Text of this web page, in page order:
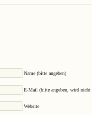
Name (bitte angeben)
E-Mail (bitte angeben, wird nicht
Website